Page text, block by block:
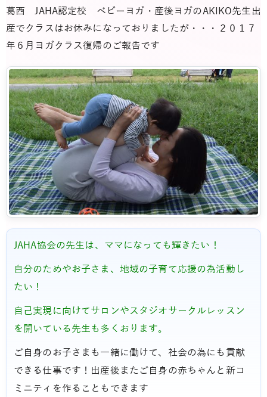
葛西 JAHA認定校 ベビーヨガ・産後ヨガのAKIKO先生 出
産でクラスはお休みになっておりましたが・・・２０１７
年６月ヨガクラス復帰のご報告です
JAHA協会の先生は、ママになっても輝きたい！
自分のためやお子さま、地域の子育て応援の為活動し
たい！
自己実現に向けてサロンやスタジオサークルレッスン
を開いている先生も多くおります。
ご自身のお子さまも一緒に働けて、社会の為にも貢献
できる仕事です！出産後またご自身の赤ちゃんと新コ
ミニティを作ることもできます